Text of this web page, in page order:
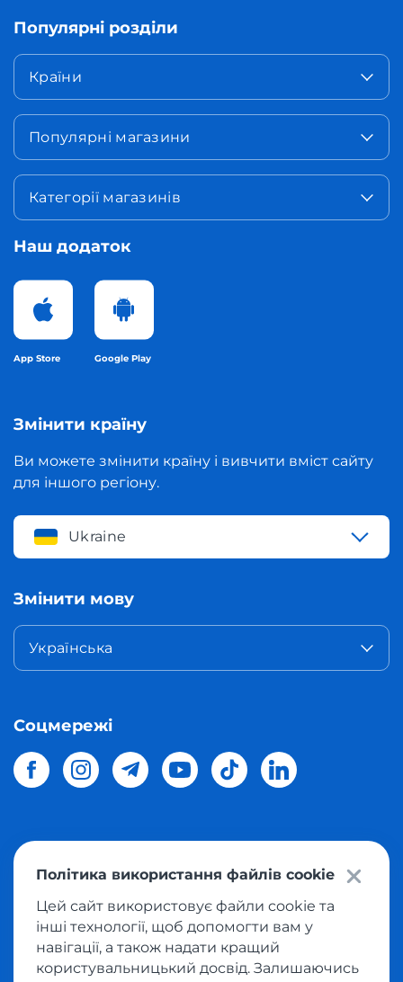
Популярні розділи
Країни
Популярні магазини
Категорії магазинів
Наш додаток
App Store Google Play
Змінити країну
Ви можете змінити країну і вивчити вміст сайту
для іншого регіону.
Ukraine
Змінити мову
Українська
Соцмережі
магазинів світу в Україну.Всі права захищені
Політика конфіденційності
Публічна оферта
Політика використання файлів cookie
Цей сайт використовує файли cookie та
інші технології, щоб допомогти вам у
навігації, а також надати кращий
користувальницький досвід. Залишаючись